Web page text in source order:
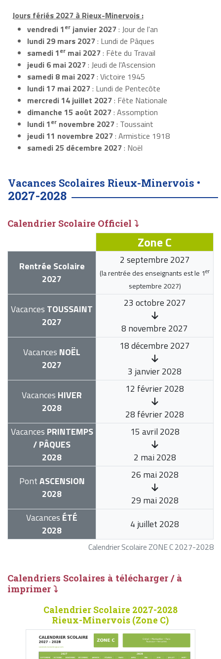
Jours fériés 2027 à Rieux-Minervois :
vendredi 1er janvier 2027: Jour de l'an
lundi 29 mars 2027: Lundi de Pâques
samedi 1er mai 2027: Fête du Travail
jeudi 6 mai 2027: Jeudi de l'Ascension
samedi 8 mai 2027: Victoire 1945
lundi 17 mai 2027: Lundi de Pentecôte
mercredi 14 juillet 2027: Fête Nationale
dimanche 15 août 2027: Assomption
lundi 1er novembre 2027: Toussaint
jeudi 11 novembre 2027: Armistice 1918
samedi 25 décembre 2027: Noël
Vacances Scolaires Rieux-Minervois •
2027-2028
Calendrier Scolaire Officiel ⤵
Calendrier Scolaire ZONE C 2027-2028
Zone C
Rentrée Scolaire
2027
2 septembre 2027
(la rentrée des enseignants est le 1er
septembre 2027)
Vacances TOUSSAINT
2027
23 octobre 2027
8 novembre 2027
Vacances NOËL
2027
18 décembre 2027
3 janvier 2028
Vacances HIVER
2028
12 février 2028
28 février 2028
Vacances PRINTEMPS
/ PÂQUES
2028
15 avril 2028
2 mai 2028
PontASCENSION
2028
26 mai 2028
29 mai 2028
Vacances ÉTÉ
2028
4 juillet 2028
Calendriers Scolaires à télécharger / à
imprimer ⤵
Calendrier Scolaire 2027-2028
Rieux-Minervois (Zone C)